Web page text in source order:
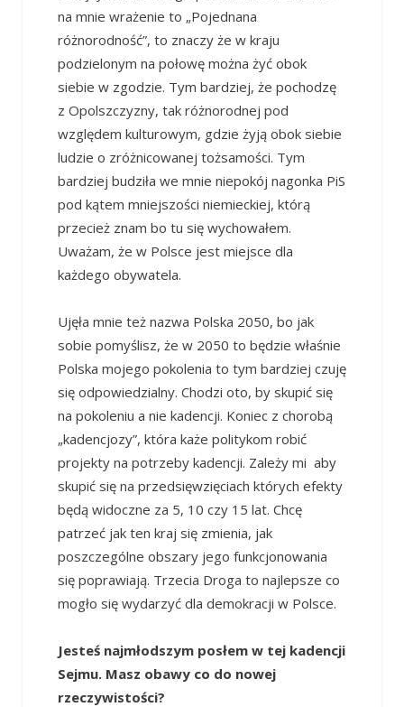
na mnie wrażenie to „Pojednana
różnorodność”, to znaczy że w kraju
podzielonym na połowę można żyć obok
siebie w zgodzie. Tym bardziej, że pochodzę
z Opolszczyzny, tak różnorodnej pod
względem kulturowym, gdzie żyją obok siebie
ludzie o zróżnicowanej tożsamości. Tym
bardziej budziła we mnie niepokój nagonka PiS
pod kątem mniejszości niemieckiej, którą
przecież znam bo tu się wychowałem.
Uważam, że w Polsce jest miejsce dla
każdego obywatela.
Ujęła mnie też nazwa Polska 2050, bo jak
sobie pomyślisz, że w 2050 to będzie właśnie
Polska mojego pokolenia to tym bardziej czuję
się odpowiedzialny. Chodzi oto, by skupić się
na pokoleniu a nie kadencji. Koniec z chorobą
„kadencjozy”, która każe politykom robić
projekty na potrzeby kadencji. Zależy mi aby
skupić się na przedsięwzięciach których efekty
będą widoczne za 5, 10 czy 15 lat. Chcę
patrzeć jak ten kraj się zmienia, jak
poszczególne obszary jego funkcjonowania
się poprawiają. Trzecia Droga to najlepsze co
mogło się wydarzyć dla demokracji w Polsce.
Jesteś najmłodszym posłem w tej kadencji
Sejmu. Masz obawy co do nowej
rzeczywistości?